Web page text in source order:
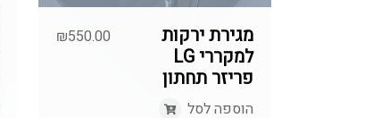
מגירת ירקות
למקררי LG
פריזר תחתון
הוספה לסל
₪550.00